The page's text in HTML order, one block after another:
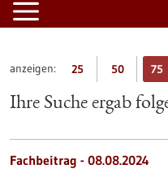
anzeigen: 25 50 75
Ihre Suche ergab
Fachbeitrag - 08.08.2024